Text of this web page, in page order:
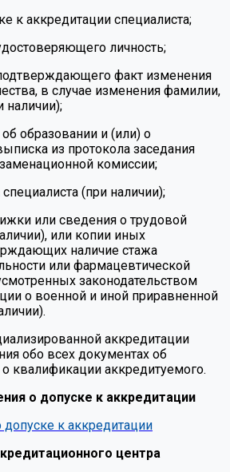
к аккредитации специалиста;
личность;
факт изменения
в случае изменения фамилии,
наличии);
образовании и (или) о
из протокола заседания
комиссии;
(при наличии);
или сведения о трудовой
или копии иных
наличие стажа
или фармацевтической
законодательством
о военной и иной приравненной
аккредитации
обо всех документах об
квалификации аккредитуемого.
о допуске к аккредитации
к аккредитации
центра